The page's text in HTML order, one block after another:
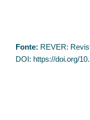
Fonte: REVER:
DOI: https://doi.org/